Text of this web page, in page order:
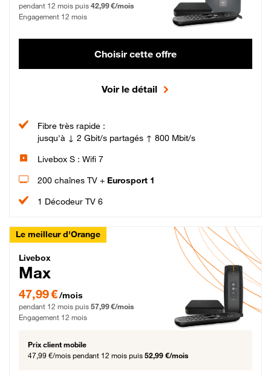
pendant 12 mois puis 42,99 €/mois
Engagement 12 mois
Choisir cette offre
Voir le détail
Fibre très rapide :
jusqu'à ↓ 2 Gbit/s partagés ↑ 800 Mbit/s
Livebox S : Wifi 7
200 chaînes TV + Eurosport 1
1 Décodeur TV 6
Le meilleur d'Orange
Livebox Max Fibre
Livebox
Max
47,99 € par mois pendant 12 mois puis 57,99 € par mois, Engagement 12 mois
47,99 €/mois
pendant 12 mois puis 57,99 €/mois
Engagement 12 mois
Prix client mobile
47,99 €/mois pendant 12 mois puis 52,99 €/mois